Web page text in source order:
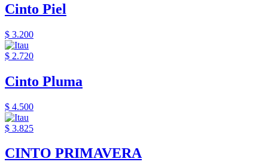
Cinto Piel
$ 3.200
$ 2.720
Cinto Pluma
$ 4.500
$ 3.825
CINTO PRIMAVERA